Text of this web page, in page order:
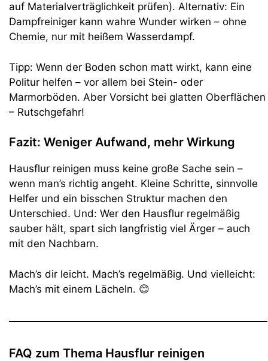
auf Materialverträglichkeit prüfen). Alternativ: Ein
Dampfreiniger kann wahre Wunder wirken – ohne
Chemie, nur mit heißem Wasserdampf.
Tipp: Wenn der Boden schon matt wirkt, kann eine
Politur helfen – vor allem bei Stein- oder
Marmorböden. Aber Vorsicht bei glatten Oberflächen
– Rutschgefahr!
Fazit: Weniger Aufwand, mehr Wirkung
Hausflur reinigen muss keine große Sache sein –
wenn man’s richtig angeht. Kleine Schritte, sinnvolle
Helfer und ein bisschen Struktur machen den
Unterschied. Und: Wer den Hausflur regelmäßig
sauber hält, spart sich langfristig viel Ärger – auch
mit den Nachbarn.
Mach’s dir leicht. Mach’s regelmäßig. Und vielleicht:
Mach’s mit einem Lächeln. 😊
FAQ zum Thema Hausflur reinigen